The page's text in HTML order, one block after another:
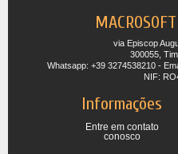
via Episcop
300055,
Whatsapp: +39 3274538210 -
NIF:
Informações
Entre em contato
conosco